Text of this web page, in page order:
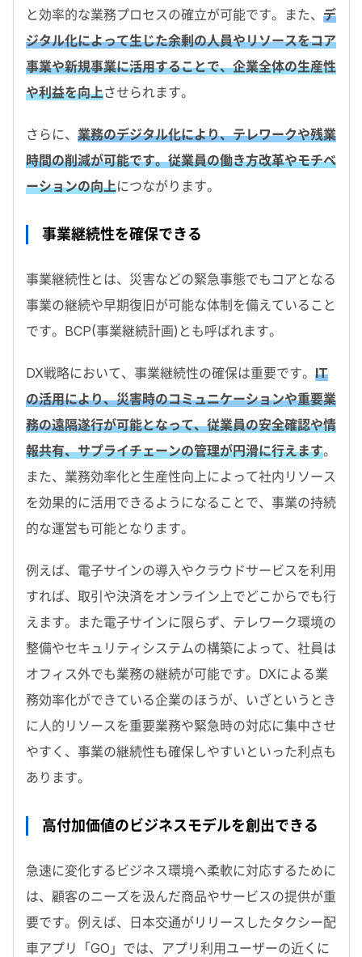
と効率的な業務プロセスの確立が可能です。また、 デ
ジタル化によって生じた余剰の人員やリソースをコア
事業や新規事業に活用することで、企業全体の生産性
や利益を向上させられます。
さらに、 業務のデジタル化により、テレワークや残業
時間の削減が可能です。従業員の働き方改革やモチベ
ーションの向上につながります。
事業継続性を確保できる
事業継続性とは、災害などの緊急事態でもコアとなる
事業の継続や早期復旧が可能な体制を備えていること
です。BCP(事業継続計画)とも呼ばれます。
DX戦略において、事業継続性の確保は重要です。 IT
の活用により、災害時のコミュニケーションや重要業
務の遠隔遂行が可能となって、従業員の安全確認や情
報共有、サプライチェーンの管理が円滑に行えます。
また、業務効率化と生産性向上によって社内リソース
を効果的に活用できるようになることで、事業の持続
的な運営も可能となります。
例えば、電子サインの導入やクラウドサービスを利用
すれば、取引や決済をオンライン上でどこからでも行
えます。また電子サインに限らず、テレワーク環境の
整備やセキュリティシステムの構築によって、社員は
オフィス外でも業務の継続が可能です。DXによる業
務効率化ができている企業のほうが、いざというとき
に人的リソースを重要業務や緊急時の対応に集中させ
やすく、事業の継続性も確保しやすいといった利点も
あります。
高付加価値のビジネスモデルを創出できる
急速に変化するビジネス環境へ柔軟に対応するために
は、顧客のニーズを汲んだ商品やサービスの提供が重
要です。例えば、日本交通がリリースしたタクシー配
車アプリ「GO」では、アプリ利用ユーザーの近くに